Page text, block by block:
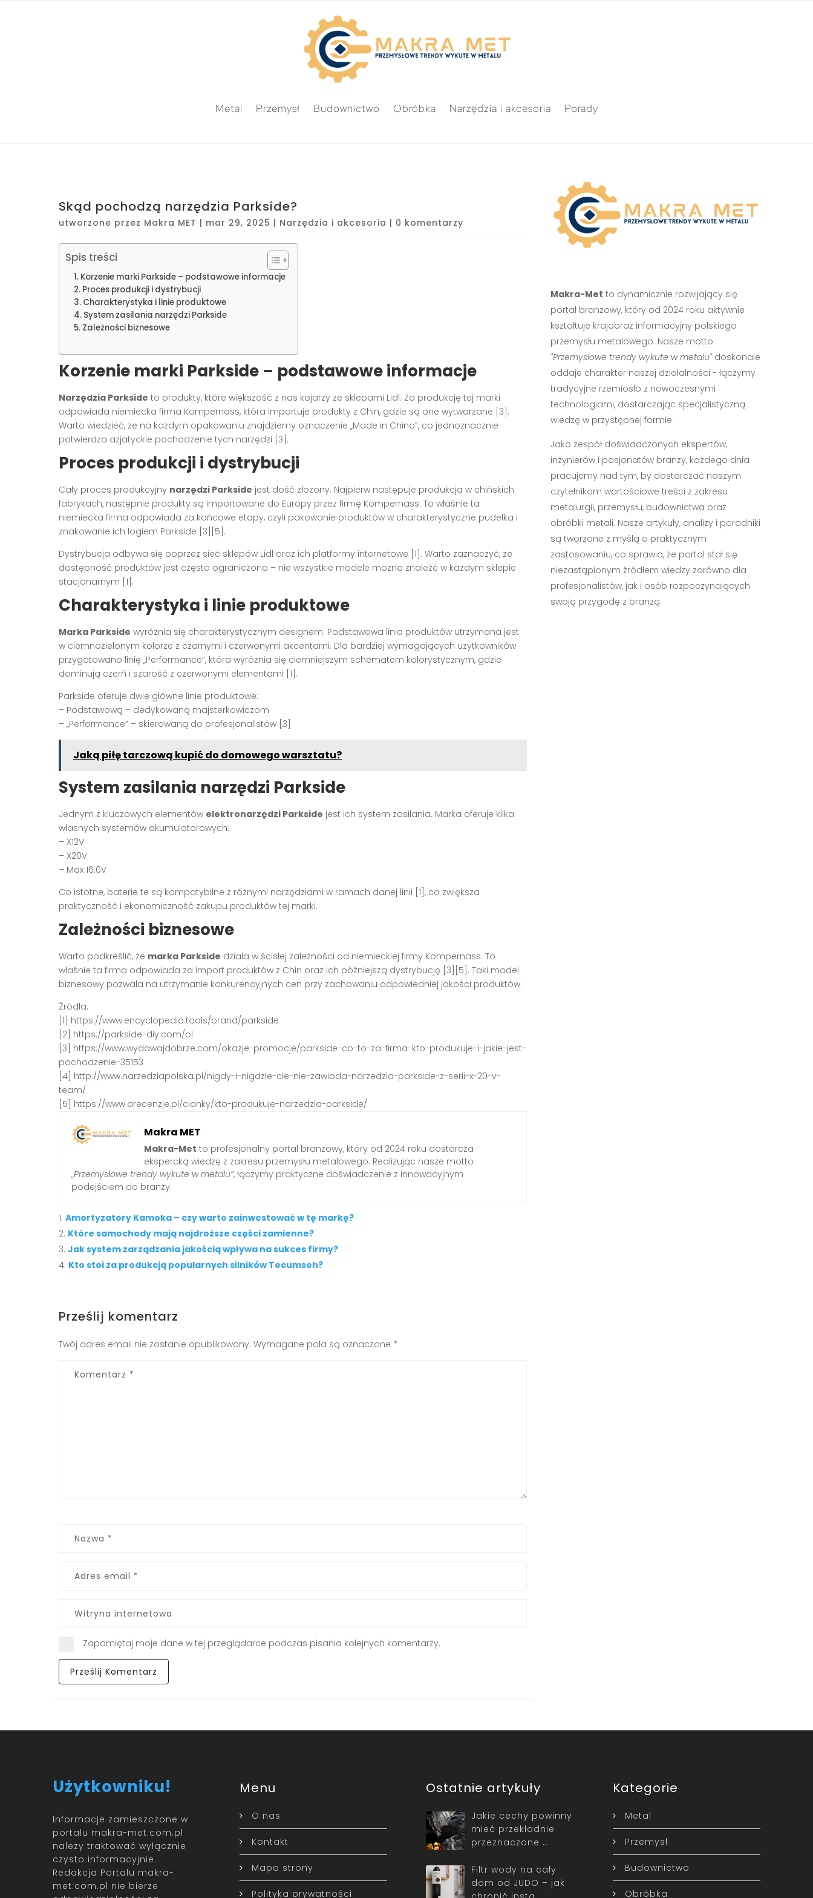
Metal Przemysł Budownictwo Obróbka Narzędzia i akcesoria Porady
Skąd pochodzą narzędzia Parkside?
utworzone przez Makra MET | mar 29, 2025 | Narzędzia i akcesoria | 0 komentarzy
Spis treści
Korzenie marki Parkside – podstawowe informacje
Proces produkcji i dystrybucji
Charakterystyka i linie produktowe
System zasilania narzędzi Parkside
Zależności biznesowe
Korzenie marki Parkside – podstawowe informacje
Narzędzia Parkside to produkty, które większość z nas kojarzy ze sklepami Lidl. Za produkcję tej marki
odpowiada niemiecka firma Kompernass, która importuje produkty z Chin, gdzie są one wytwarzane [3].
Warto wiedzieć, że na każdym opakowaniu znajdziemy oznaczenie „Made in China”, co jednoznacznie
potwierdza azjatyckie pochodzenie tych narzędzi [3].
Proces produkcji i dystrybucji
Cały proces produkcyjny narzędzi Parkside jest dość złożony. Najpierw następuje produkcja w chińskich
fabrykach, następnie produkty są importowane do Europy przez firmę Kompernass. To właśnie ta
niemiecka firma odpowiada za końcowe etapy, czyli pakowanie produktów w charakterystyczne pudełka i
znakowanie ich logiem Parkside [3][5].
Dystrybucja odbywa się poprzez sieć sklepów Lidl oraz ich platformy internetowe [1]. Warto zaznaczyć, że
dostępność produktów jest często ograniczona – nie wszystkie modele można znaleźć w każdym sklepie
stacjonarnym [1].
Charakterystyka i linie produktowe
Marka Parkside wyróżnia się charakterystycznym designem. Podstawowa linia produktów utrzymana jest
w ciemnozielonym kolorze z czarnymi i czerwonymi akcentami. Dla bardziej wymagających użytkowników
przygotowano linię „Performance”, która wyróżnia się ciemniejszym schematem kolorystycznym, gdzie
dominują czerń i szarość z czerwonymi elementami [1].
Parkside oferuje dwie główne linie produktowe:
– Podstawową – dedykowaną majsterkowiczom
– „Performance” – skierowaną do profesjonalistów [3]
Jaką piłę tarczową kupić do domowego warsztatu?
System zasilania narzędzi Parkside
Jednym z kluczowych elementów elektronarzędzi Parkside jest ich system zasilania. Marka oferuje kilka
własnych systemów akumulatorowych:
– X12V
– X20V
– Max 16.0V
Co istotne, baterie te są kompatybilne z różnymi narzędziami w ramach danej linii [1], co zwiększa
praktyczność i ekonomiczność zakupu produktów tej marki.
Zależności biznesowe
Warto podkreślić, że marka Parkside działa w ścisłej zależności od niemieckiej firmy Kompernass. To
właśnie ta firma odpowiada za import produktów z Chin oraz ich późniejszą dystrybucję [3][5]. Taki model
biznesowy pozwala na utrzymanie konkurencyjnych cen przy zachowaniu odpowiedniej jakości produktów.
Źródła:
[1] https://www.encyclopedia.tools/brand/parkside
[2] https://parkside-diy.com/pl
[3] https://www.wydawajdobrze.com/okazje-promocje/parkside-co-to-za-firma-kto-produkuje-i-jakie-jest-
pochodzenie-35153
[4] http://www.narzedziapolska.pl/nigdy-i-nigdzie-cie-nie-zawioda-narzedzia-parkside-z-serii-x-20-v-
team/
[5] https://www.arecenzje.pl/clanky/kto-produkuje-narzedzia-parkside/
Makra MET
Makra-Met to profesjonalny portal branżowy, który od 2024 roku dostarcza
ekspercką wiedzę z zakresu przemysłu metalowego. Realizując nasze motto
„Przemysłowe trendy wykute w metalu”, łączymy praktyczne doświadczenie z innowacyjnym
podejściem do branży.
Amortyzatory Kamoka – czy warto zainwestować w tę markę?
Które samochody mają najdroższe części zamienne?
Jak system zarządzania jakością wpływa na sukces firmy?
Kto stoi za produkcją popularnych silników Tecumseh?
Prześlij komentarz
Twój adres email nie zostanie opublikowany. Wymagane pola są oznaczone *
Zapamiętaj moje dane w tej przeglądarce podczas pisania kolejnych komentarzy.
Makra-Met to dynamicznie rozwijający się
portal branżowy, który od 2024 roku aktywnie
kształtuje krajobraz informacyjny polskiego
przemysłu metalowego. Nasze motto
"Przemysłowe trendy wykute w metalu"doskonale
oddaje charakter naszej działalności - łączymy
tradycyjne rzemiosło z nowoczesnymi
technologiami, dostarczając specjalistyczną
wiedzę w przystępnej formie.
Jako zespół doświadczonych ekspertów,
inżynierów i pasjonatów branży, każdego dnia
pracujemy nad tym, by dostarczać naszym
czytelnikom wartościowe treści z zakresu
metalurgii, przemysłu, budownictwa oraz
obróbki metali. Nasze artykuły, analizy i poradniki
są tworzone z myślą o praktycznym
zastosowaniu, co sprawia, że portal stał się
niezastąpionym źródłem wiedzy zarówno dla
profesjonalistów, jak i osób rozpoczynających
swoją przygodę z branżą.
Użytkowniku!
Informacje zamieszczone w
portalu makra-met.com.pl
należy traktować wyłącznie
czysto informacyjnie.
Redakcja Portalu makra-
met.com.pl nie bierze
Menu
O nas
Kontakt
Mapa strony
Polityka prywatności
Ostatnie artykuły
Jakie cechy powinny
mieć przekładnie
przeznaczone …
Filtr wody na cały
dom od JUDO – jak
Kategorie
Metal
Przemysł
Budownictwo
Obróbka